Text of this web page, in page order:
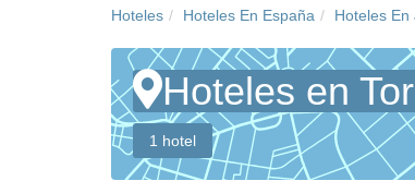
Hoteles Hoteles En España Hoteles En
Hoteles en
1 hotel